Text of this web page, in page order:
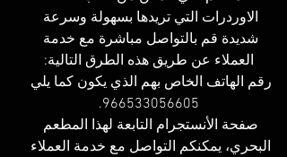
الاوردرات التي تريدها بسهولة وسرعة
شديدة قم بالتواصل مباشرة مع خدمة
العملاء عن طريق هذه الطرق التالية:
رقم الهاتف الخاص بهم الذي يكون كما يلي
966533056605.
صفحة الأنستجرام التابعة لهذا المطعم
البحري، يمكنكم التواصل مع خدمة العملاء